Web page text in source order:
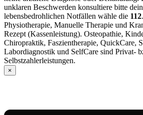
unklaren Beschwerden konsultiere bitte
lebensbedrohlichen Notfällen wähle die 112.
Physiotherapie, Manuelle Therapie und
Rezept (Kassenleistung). Osteopathie,
Chiropraktik, Faszientherapie, QuickCare,
Labordiagnostik und SelfCare sind Privat-
Selbstzahlerleistungen.
×